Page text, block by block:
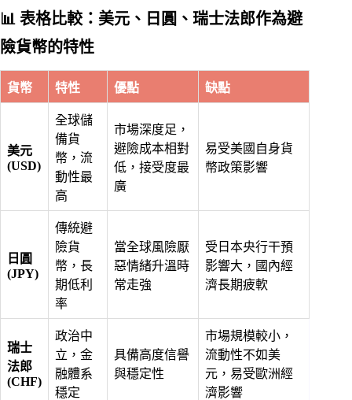
📊 表格比較：美元、日圓、瑞士法郎作為避
險貨幣的特性
貨幣 特性 優點 缺點
美元
(USD)
全球儲
備貨
幣，流
動性最
高
市場深度足，
避險成本相對
低，接受度最
廣
易受美國自身貨
幣政策影響
日圓
(JPY)
傳統避
險貨
幣，長
期低利
率
當全球風險厭
惡情緒升溫時
常走強
受日本央行干預
影響大，國內經
濟長期疲軟
瑞士
法郎
(CHF)
政治中
立，金
融體系
穩定
具備高度信譽
與穩定性
市場規模較小，
流動性不如美
元，易受歐洲經
濟影響